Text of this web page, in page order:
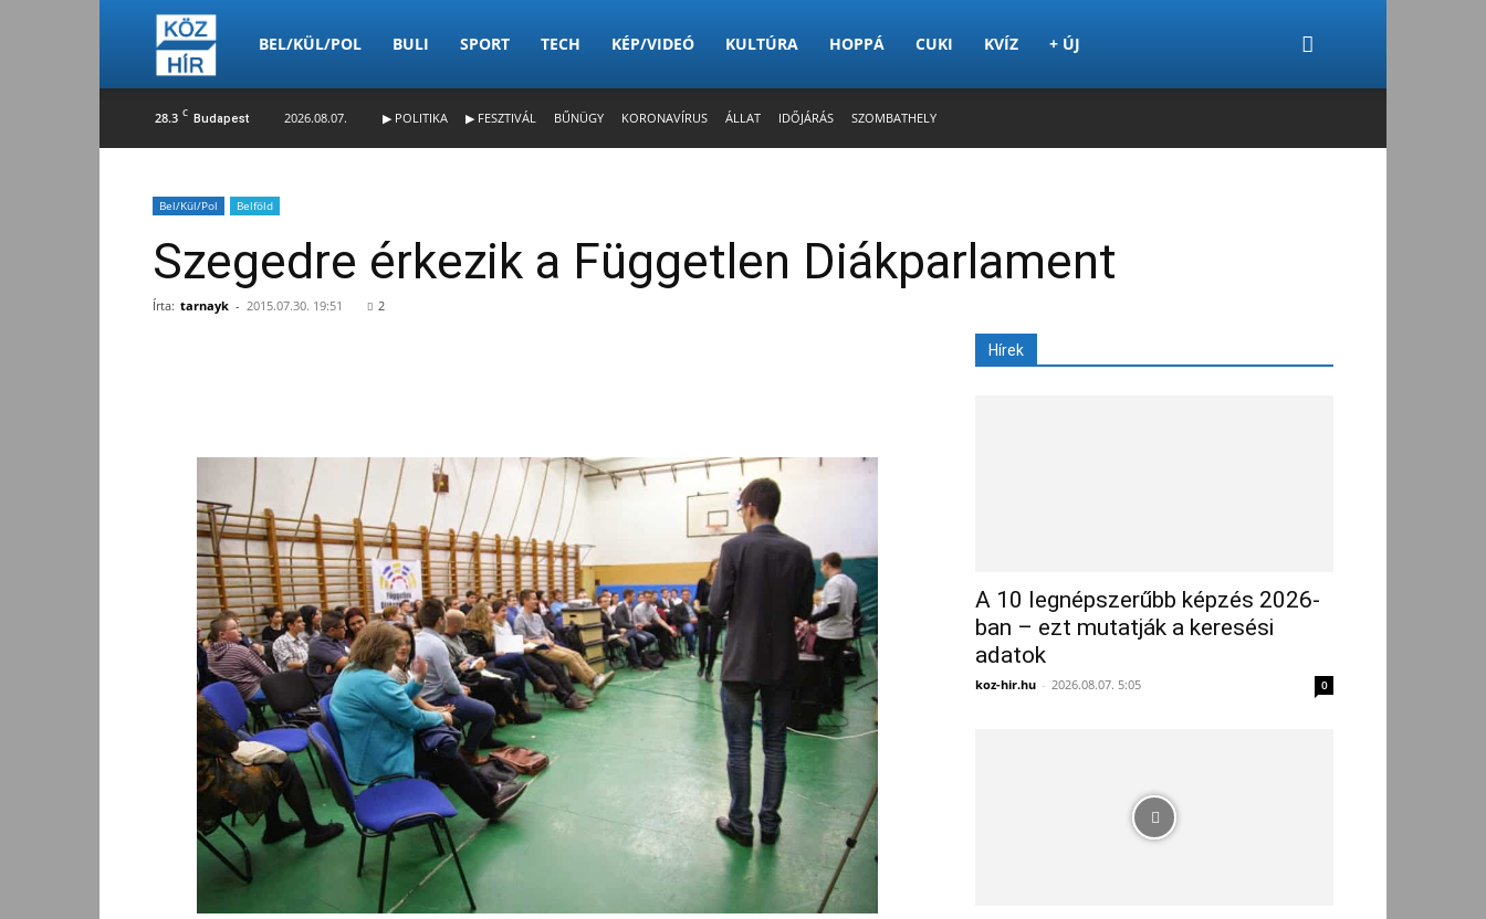
Köz-
BEL/KÜL/POL BULI SPORT TECH KÉP/VIDEÓ KULTÚRA HOPPÁ CUKI KVÍZ + ÚJ
28.3 C Budapest 2026.08.07. ▶ POLITIKA ▶ FESZTIVÁL BŰNÜGY KORONAVÍRUS ÁLLAT IDŐJÁRÁS SZOMBATHELY
Bel/Kül/Pol Belföld
Szegedre érkezik a Független Diákparlament
Írta: tarnayk - 2015.07.30. 19:51 2
Hírek
A 10 legnépszerűbb képzés 2026-
ban – ezt mutatják a keresési
adatok
koz-hir.hu - 2026.08.07. 5:05 0